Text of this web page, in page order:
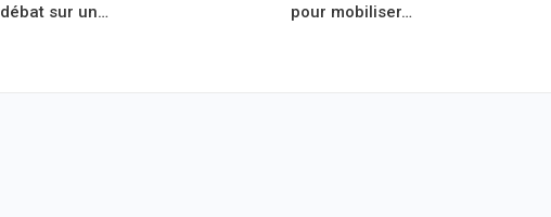
débat sur un…
pour mobiliser…